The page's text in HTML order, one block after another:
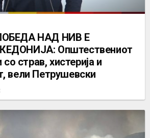
НАД НИВ Е
Општествениот
страв, хистерија и
вели Петрушевски